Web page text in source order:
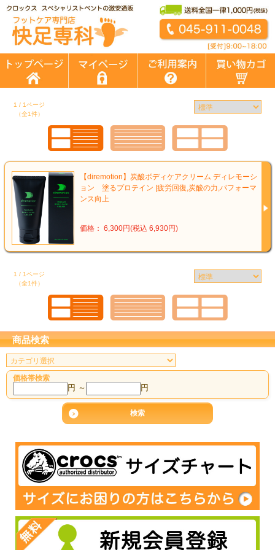
1 / 1ページ
（全1件）
【diremotion】炭酸ボディケアクリーム ディレモーシ
ョン 塗るプロテイン |疲労回復,炭酸の力,パフォーマ
ンス向上
価格： 6,300円(税込 6,930円)
1 / 1ページ
（全1件）
商品検索
価格帯検索
円 ～ 円